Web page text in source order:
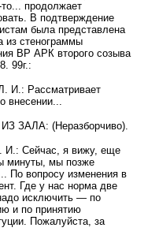
продолжает
В подтверждение
была представлена
из стенограммы
ВР АРК второго созыва
99г.:
И.: Рассматривает
внесении...
ЗАЛА: (Неразборчиво).
И.: Сейчас, я вижу, еще
минуты, мы позже
По вопросу изменения в
Где у нас норма две
исключить — по
и по принятию
Пожалуйста, за